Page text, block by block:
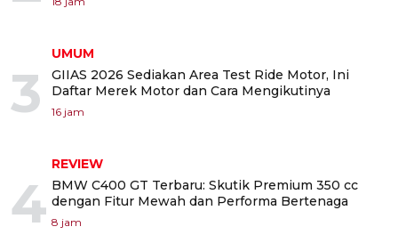
3
UMUM
GIIAS 2026 Sediakan Area Test Ride Motor, Ini
Daftar Merek Motor dan Cara Mengikutinya
16 jam
4
REVIEW
BMW C400 GT Terbaru: Skutik Premium 350 cc
dengan Fitur Mewah dan Performa Bertenaga
8 jam